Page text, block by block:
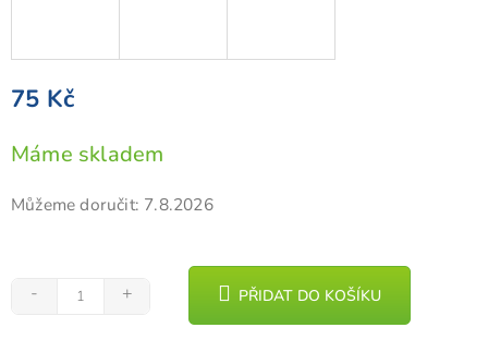
75 Kč
Měrná
cena:
Máme skladem
Můžeme doručit: 7.8.2026
PŘIDAT DO KOŠÍKU